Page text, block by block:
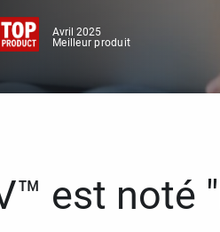
Avril 2025
Meilleur produit
est noté